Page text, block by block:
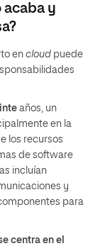
acaba y
en cloud puede
años, un
en la
los recursos
de software
incluían
y
para
centra en el